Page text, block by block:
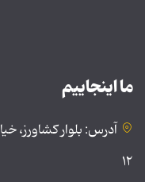
ما اینجاییم
آدرس: بلوار کشاورز،
۱۲